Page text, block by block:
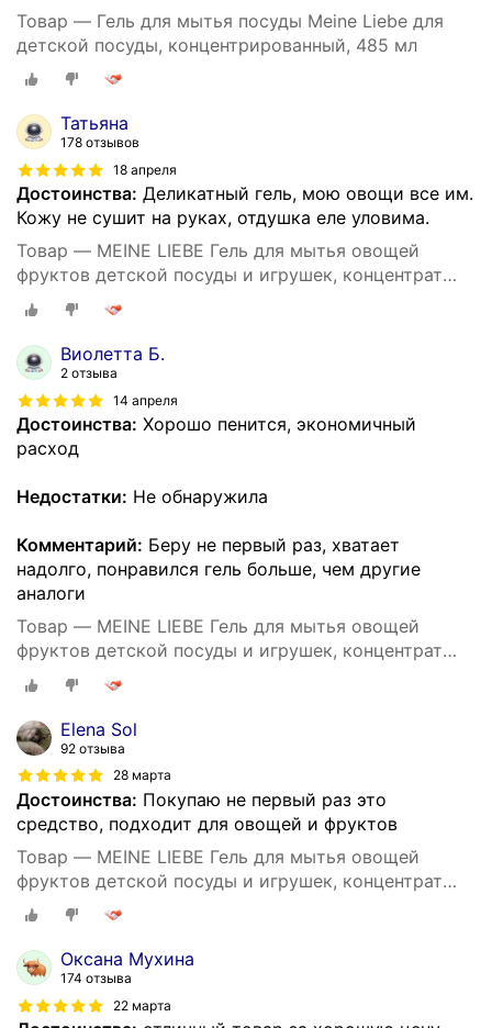
Товар — Гель для мытья посуды Meine Liebe для
детской посуды, концентрированный, 485 мл
Татьяна
178 отзывов
18 апреля
Достоинства: Деликатный гель, мою овощи все им.
Кожу не сушит на руках, отдушка еле уловима.
Товар — MEINE LIEBE Гель для мытья овощей
фруктов детской посуды и игрушек, концентрат
485 мл
Виолетта Б.
2 отзыва
14 апреля
Достоинства: Хорошо пенится, экономичный
расход
Недостатки: Не обнаружила
Комментарий: Беру не первый раз, хватает
надолго, понравился гель больше, чем другие
аналоги
Товар — MEINE LIEBE Гель для мытья овощей
фруктов детской посуды и игрушек, концентрат
485 мл
Elena Sol
92 отзыва
28 марта
Достоинства: Покупаю не первый раз это
средство, подходит для овощей и фруктов
Товар — MEINE LIEBE Гель для мытья овощей
фруктов детской посуды и игрушек, концентрат
485 мл
Оксана Мухина
174 отзыва
22 марта